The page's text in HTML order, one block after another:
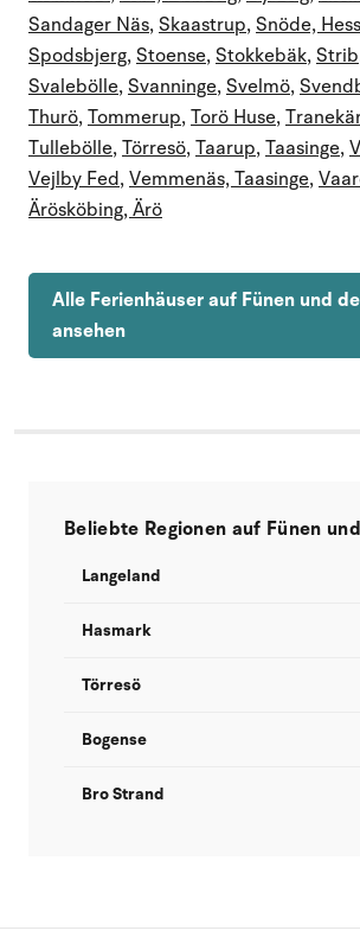
Sandager Näs,Skaastrup,Snöde,
Spodsbjerg,Stoense,Stokkebäk,Strib
Svalebölle,Svanninge,Svelmö,
Thurö,Tommerup,Torö Huse,Tranekär
Tullebölle,Törresö,Taarup,Taasinge,
Vejlby Fed,Vemmenäs, Taasinge,
Ärösköbing, Ärö
Alle Ferienhäuser auf Fünen und
ansehen
Beliebte Regionen auf Fünen
Langeland
Hasmark
Törresö
Bogense
Bro Strand